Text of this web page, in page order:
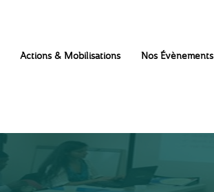
Actions & Mobilisations Nos Évènements